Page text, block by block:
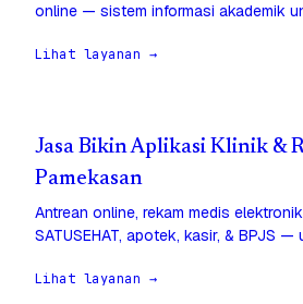
online — sistem informasi akademik
Lihat layanan →
Jasa Bikin Aplikasi Klinik &
Pamekasan
Antrean online, rekam medis
SATUSEHAT, apotek, kasir, & BPJS
Lihat layanan →